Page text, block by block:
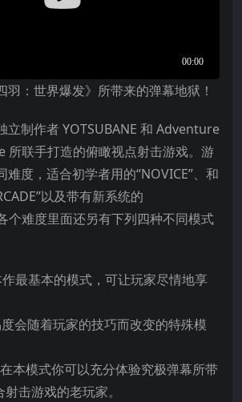
羽：世界爆发》所带来的弹幕地狱！
立制作者 YOTSUBANE 和 Adventure
所联手打造的俯瞰视点射击游戏。游
难度，适合初学者用的“NOVICE”、和
以及带有新系统的
个难度里面还另有下列四种不同模式
最基本的模式，可让玩家尽情地享
会随着玩家的技巧而改变的特殊模
本模式你可以充分体验究极弹幕所带
击游戏的老玩家。